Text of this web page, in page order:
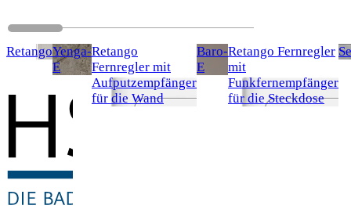
RetangoYenga-
E
Retango
Fernregler mit
Aufputzempfänger
für die Wand
Baro-
E
Retango Fernregler
mit
Funkfernempfänger
für die Steckdose